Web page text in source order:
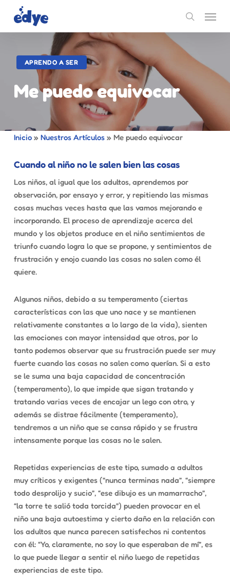
main
search
Menu
APRENDO A SER
Me puedo equivocar
Inicio» Nuestros Artículos» Me puedo equivocar
Cuando al niño no le salen bien las cosas
Los niños, al igual que los adultos, aprendemos por
observación, por ensayo y error, y repitiendo las mismas
cosas muchas veces hasta que las vamos mejorando e
incorporando. El proceso de aprendizaje acerca del
mundo y los objetos produce en el niño sentimientos de
triunfocuando logra lo que se propone, y sentimientos de
frustración y enojocuando las cosas no salen como él
quiere.
Algunos niños, debido a sutemperamento(ciertas
características con las que uno nace y se mantienen
relativamente constantes a lo largo de la vida), sienten
las emociones con mayor intensidad que otros, por lo
tanto podemos observar que su frustración puede ser muy
fuerte cuando las cosas no salen como querían. Si a esto
se le suma una baja capacidad de concentración
(temperamento), lo que impide que sigan tratando y
tratando varias veces de encajar un lego con otro, y
además se distrae fácilmente (temperamento),
tendremos a un niño que se cansa rápido y se frustra
intensamente porque las cosas no le salen.
Repetidas experiencias de este tipo, sumado a adultos
muy críticos y exigentes (“nunca terminas nada”, “siempre
todo desprolijo y sucio”, “ese dibujo es un mamarracho”,
“la torre te salió toda torcida”) pueden provocar en el
niño una baja autoestima y cierto daño en la relación con
los adultos que nunca parecen satisfechos ni contentos
con él: “Yo, claramente, no soy lo que esperaban de mí”, es
lo que puede llegar a sentir el niño luego de repetidas
experiencias de este tipo.